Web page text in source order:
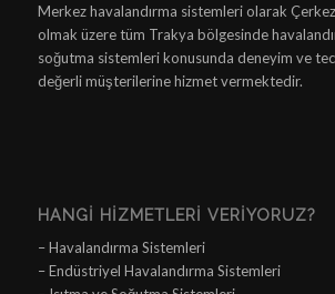
Merkez havalandırma sistemleri olarak
olmak üzere tüm Trakya bölgesinde
soğutma sistemleri konusunda deneyim ve
değerli müşterilerine hizmet vermektedir.
HANGI HIZMETLERI VERIYORUZ?
– Havalandırma Sistemleri
– Endüstriyel Havalandırma Sistemleri